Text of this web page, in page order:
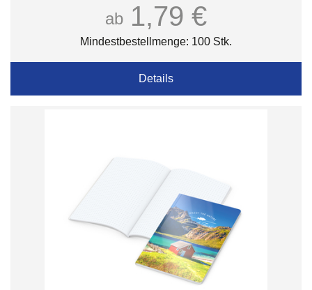
ab 1,79 €
Mindestbestellmenge: 100 Stk.
Details